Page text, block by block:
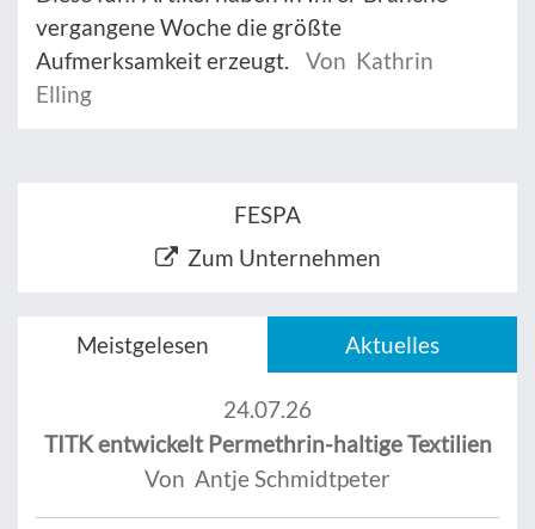
vergangene Woche die größte
Aufmerksamkeit erzeugt.
Von Kathrin
Elling
FESPA
Zum Unternehmen
Meistgelesen Aktuelles
24.07.26
TITK entwickelt Permethrin-haltige Textilien
Von Antje Schmidtpeter